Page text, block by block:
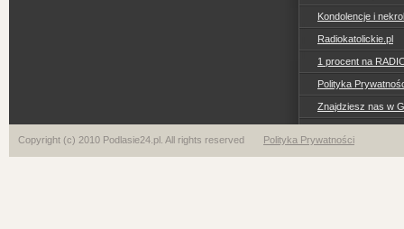
Kondolencje i
Radiokatolickie.pl
1 procent na
Polityka
Znajdziesz nas w
Copyright (c) 2010 Podlasie24.pl. All rights reserved Polityka Prywatności